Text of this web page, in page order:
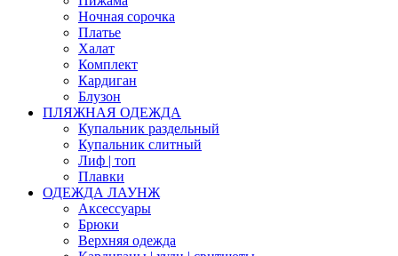
Ночная сорочка
Платье
Халат
Комплект
Кардиган
Блузон
ПЛЯЖНАЯ ОДЕЖДА
Купальник раздельный
Купальник слитный
Лиф | топ
Плавки
ОДЕЖДА ЛАУНЖ
Аксессуары
Брюки
Верхняя одежда